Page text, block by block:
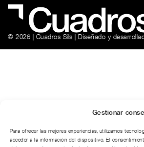
Gestionar
Para ofrecer las mejores experiencias, utilizamos
acceder a la información del dispositivo. El
© 2026 | Cuadros Sils | Diseñado y